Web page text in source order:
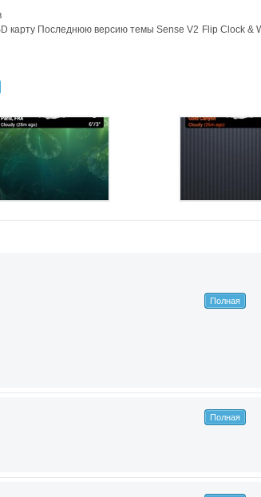
карту Последнюю версию темы Sense V2 Flip Clock &
Полная
Полная